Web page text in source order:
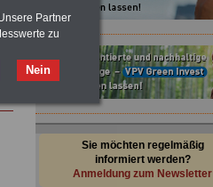
Sie möchten regelmäßig
informiert werden?
Anmeldung zum Newsletter
Partner
zu
Nein